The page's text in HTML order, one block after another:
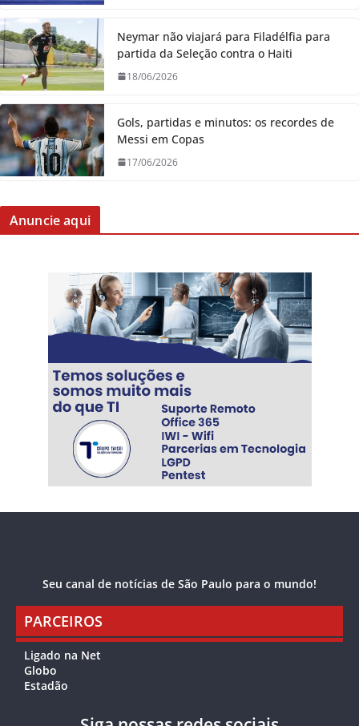
Neymar não viajará para Filadélfia para
partida da Seleção contra o Haiti
18/06/2026
Gols, partidas e minutos: os recordes de
Messi em Copas
17/06/2026
Anuncie aqui
Seu canal de notícias de São Paulo para o mundo!
PARCEIROS
Ligado na Net
Globo
Estadão